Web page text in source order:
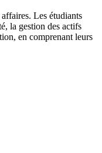
Les étudiants
la gestion des actifs
en comprenant leurs